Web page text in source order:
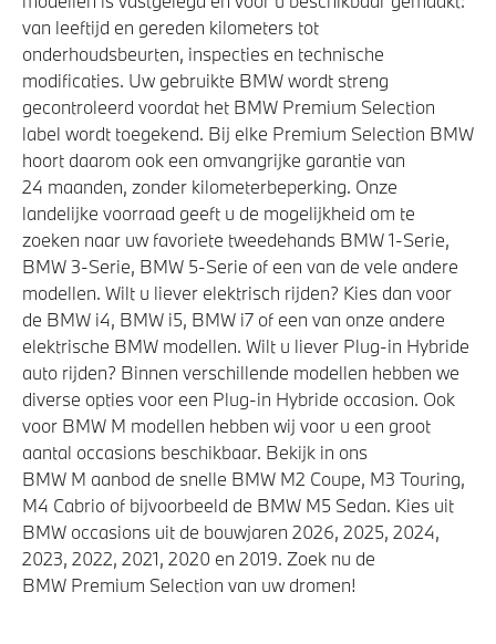
Isofix bevestiging passagierstoel voor
Airbag bestuurder
Elektronisch Stabiliteits Programma
Actieve Voetgangersbescherming
van leeftijd en gereden kilometers tot
onderhoudsbeurten, inspecties en technische
modificaties. Uw gebruikte BMW wordt streng
gecontroleerd voordat het BMW Premium Selection
label wordt toegekend. Bij elke Premium Selection BMW
hoort daarom ook een omvangrijke garantie van
24 maanden, zonder kilometerbeperking. Onze
landelijke voorraad geeft u de mogelijkheid om te
zoeken naar uw favoriete tweedehands BMW 1-Serie,
BMW 3-Serie, BMW 5-Serie of een van de vele andere
modellen. Wilt u liever elektrisch rijden? Kies dan voor
de BMW i4, BMW i5, BMW i7 of een van onze andere
elektrische BMW modellen. Wilt u liever Plug-in Hybride
auto rijden? Binnen verschillende modellen hebben we
diverse opties voor een Plug-in Hybride occasion. Ook
voor BMW M modellen hebben wij voor u een groot
aantal occasions beschikbaar. Bekijk in ons
BMW M aanbod de snelle BMW M2 Coupe, M3 Touring,
M4 Cabrio of bijvoorbeeld de BMW M5 Sedan. Kies uit
BMW occasions uit de bouwjaren 2026, 2025, 2024,
2023, 2022, 2021, 2020 en 2019. Zoek nu de
BMW Premium Selection van uw dromen!